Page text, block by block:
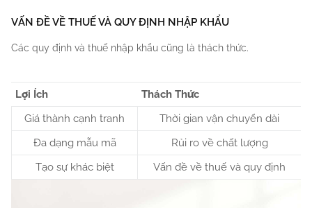
VẤN ĐỀ VỀ THUẾ VÀ QUY ĐỊNH NHẬP KHẨU
Các quy định và thuế nhập khẩu cũng là thách thức.
Lợi Ích
Thách Thức
Giá thành cạnh tranh
Thời gian vận chuyển dài
Đa dạng mẫu mã
Rủi ro về chất lượng
Tạo sự khác biệt
Vấn đề về thuế và quy định